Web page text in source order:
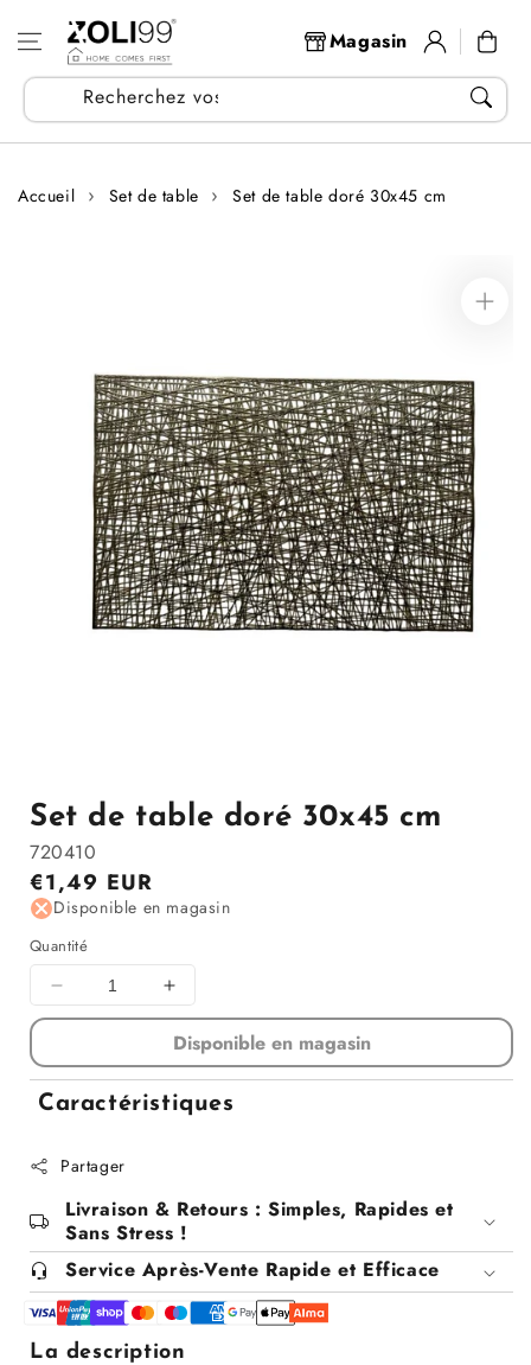
contenu
Recherchez vos articles...
Magasin
connecter
Panier
Accueil Set de table Set de table doré 30x45 cm
1
dans
la
modale
Set de table doré 30x45 cm
720410
Prix
régulier
€1,49 EUR
Disponible en magasin
Quantité
Diminuer
la
pour
Set
doré
cm
Augmenter
la
quantité
pour
Set
de
cm
Disponible en magasin
Caractéristiques
Partager
Livraison & Retours : Simples, Rapides et
Sans Stress !
Service Après-Vente Rapide et Efficace
La description